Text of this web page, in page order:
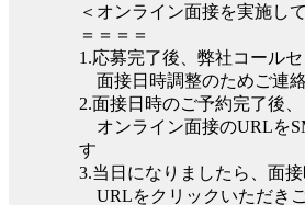
＜オンライン面接を実施し
＝＝＝＝
1.応募完了後、弊社コール
面接日時調整のためご連
2.面接日時のご予約完了後、
オンライン面接のURLを
す
3.当日になりましたら、面接
URLをクリックいただき